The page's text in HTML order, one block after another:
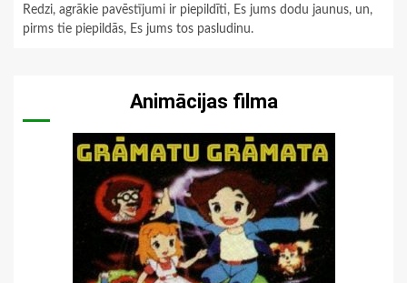
Redzi, agrākie pavēstījumi ir piepildīti, Es jums dodu jaunus, un,
pirms tie piepildās, Es jums tos pasludinu.
Animācijas filma